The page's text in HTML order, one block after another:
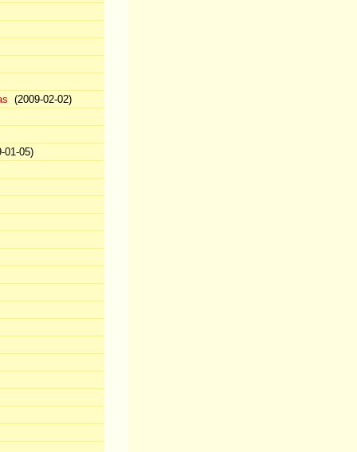
(2009-02-02)
01-05)